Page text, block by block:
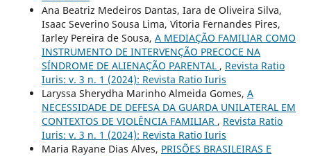
Ana Beatriz Medeiros Dantas, Iara de Oliveira Silva,
Isaac Severino Sousa Lima, Vitoria Fernandes Pires,
Iarley Pereira de Sousa, A MEDIAÇÃO FAMILIAR COMO
INSTRUMENTO DE INTERVENÇÃO PRECOCE NA
SÍNDROME DE ALIENAÇÃO PARENTAL , Revista Ratio
Iuris: v. 3 n. 1 (2024): Revista Ratio Iuris
Laryssa Sherydha Marinho Almeida Gomes, A
NECESSIDADE DE DEFESA DA GUARDA UNILATERAL EM
CONTEXTOS DE VIOLÊNCIA FAMILIAR , Revista Ratio
Iuris: v. 3 n. 1 (2024): Revista Ratio Iuris
Maria Rayane Dias Alves, PRISÕES BRASILEIRAS E